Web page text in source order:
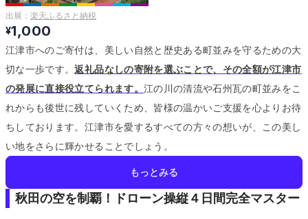
出展： 楽天ふるさと納税
¥1,000
江津市へのご寄付は、美しい自然と歴史ある町並みを守るための大
切な一歩です。返礼品なしの寄附を選ぶことで、その全額が江津市
の発展に直接役立てられます。 江の川の清流や石州瓦の町並みをこ
れからも後世に残していくため、皆様の温かいご支援を心よりお待
ちしております。 江津市を愛するすべての方々の想いが、この美し
い地をさらに輝かせることでしょう。
もっとみる
秋田の空を制覇！ドローン操縦４日間完全マスター